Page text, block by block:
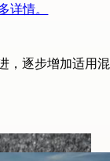
详情。
，逐步增加适用混